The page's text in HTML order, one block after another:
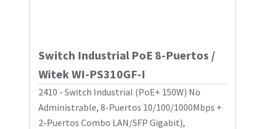
Switch Industrial PoE 8-Puertos /
Witek WI-PS310GF-I
2410 - Switch Industrial (PoE+ 150W) No
Administrable, 8-Puertos 10/100/1000Mbps +
2-Puertos Combo LAN/SFP Gigabit),